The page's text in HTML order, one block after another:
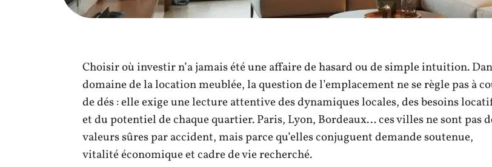
Choisir où investir n’a jamais été une affaire de hasard ou de simple intuition.
domaine de la location meublée, la question de l’emplacement ne se règle pas à
de dés : elle exige une lecture attentive des dynamiques locales, des besoins
et du potentiel de chaque quartier. Paris, Lyon, Bordeaux… ces villes ne sont pas
valeurs sûres par accident, mais parce qu’elles conjuguent demande soutenue,
vitalité économique et cadre de vie recherché.